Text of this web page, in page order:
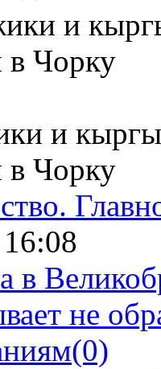
и
в Чорку
в
не
(0)